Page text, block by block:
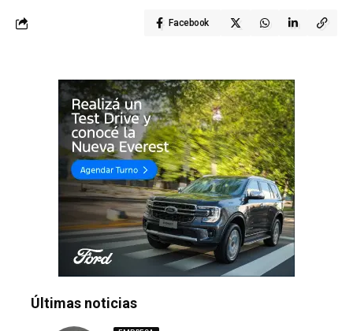
Facebook
Últimas noticias